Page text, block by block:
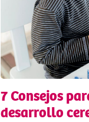
7 Consejos
desarrollo